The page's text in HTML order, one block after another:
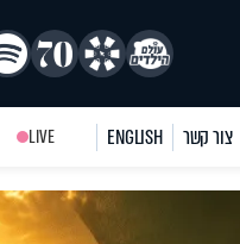
צור קשר ENGLISH
LIVE